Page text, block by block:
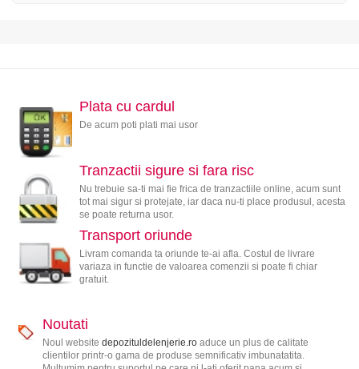
Plata cu cardul
De acum poti plati mai usor
Tranzactii sigure si fara risc
Nu trebuie sa-ti mai fie frica de tranzactiile online, acum sunt
tot mai sigur si protejate, iar daca nu-ti place produsul, acesta
se poate returna usor.
Transport oriunde
Livram comanda ta oriunde te-ai afla. Costul de livrare
variaza in functie de valoarea comenzii si poate fi chiar
gratuit.
Noutati
Noul website depozituldelenjerie.roaduce un plus de calitate
clientilor printr-o gama de produse semnificativ imbunatatita.